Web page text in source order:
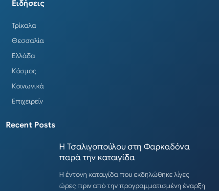
Ειδήσεις
Τρίκαλα
Θεσσαλία
Ελλάδα
Κόσμος
Κοινωνικά
Επιχειρείν
Recent Posts
Η Τσαλιγοπούλου στη Φαρκαδόνα
παρά την καταιγίδα
Η έντονη καταιγίδα που εκδηλώθηκε λίγες
ώρες πριν από την προγραμματισμένη έναρξη